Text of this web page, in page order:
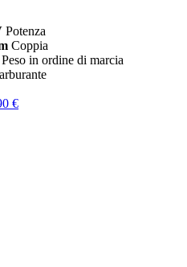
Potenza
Coppia
Peso in ordine di marcia
€